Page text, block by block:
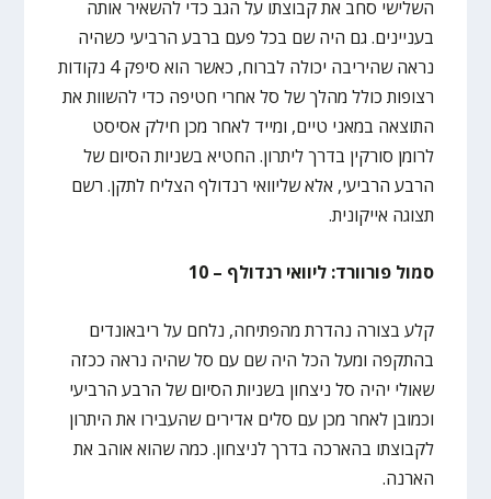
השלישי סחב את קבוצתו על הגב כדי להשאיר אותה
בעניינים. גם היה שם בכל פעם ברבע הרביעי כשהיה
נראה שהיריבה יכולה לברוח, כאשר הוא סיפק 4 נקודות
רצופות כולל מהלך של סל אחרי חטיפה כדי להשוות את
התוצאה במאני טיים, ומייד לאחר מכן חילק אסיסט
לרומן סורקין בדרך ליתרון. החטיא בשניות הסיום של
הרבע הרביעי, אלא שליוואי רנדולף הצליח לתקן. רשם
תצוגה אייקונית.
סמול פורוורד: ליוואי רנדולף – 10
קלע בצורה נהדרת מהפתיחה, נלחם על ריבאונדים
בהתקפה ומעל הכל היה שם עם סל שהיה נראה ככזה
שאולי יהיה סל ניצחון בשניות הסיום של הרבע הרביעי
וכמובן לאחר מכן עם סלים אדירים שהעבירו את היתרון
לקבוצתו בהארכה בדרך לניצחון. כמה שהוא אוהב את
הארנה.